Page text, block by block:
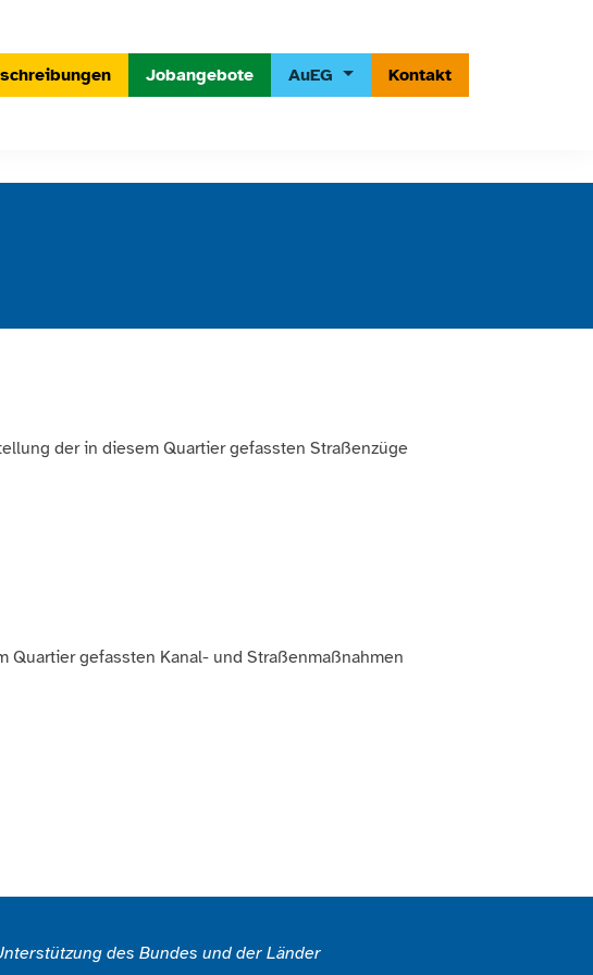
Jobangebote AuEG Kontakt
der in diesem Quartier gefassten Straßenzüge
Quartier gefassten Kanal- und Straßenmaßnahmen
des Bundes und der Länder